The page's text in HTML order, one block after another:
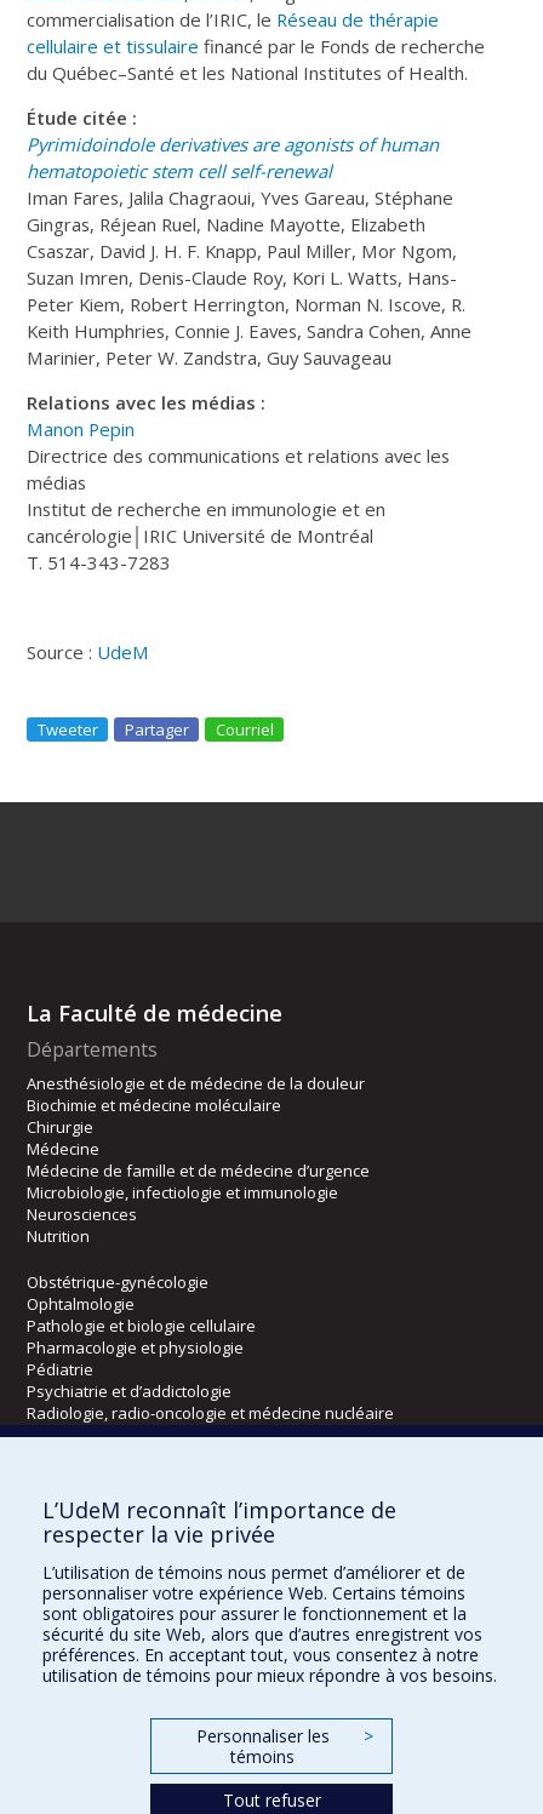
commercialisation de l’IRIC, le Réseau de thérapie
cellulaire et tissulaire financé par le Fonds de recherche
du Québec–Santé et les National Institutes of Health.
Étude citée :
Pyrimidoindole derivatives are agonists of human
hematopoietic stem cell self-renewal
Iman Fares, Jalila Chagraoui, Yves Gareau, Stéphane
Gingras, Réjean Ruel, Nadine Mayotte, Elizabeth
Csaszar, David J. H. F. Knapp, Paul Miller, Mor Ngom,
Suzan Imren, Denis-Claude Roy, Kori L. Watts, Hans-
Peter Kiem, Robert Herrington, Norman N. Iscove, R.
Keith Humphries, Connie J. Eaves, Sandra Cohen, Anne
Marinier, Peter W. Zandstra, Guy Sauvageau
Relations avec les médias :
Manon Pepin
Directrice des communications et relations avec les
médias
Institut de recherche en immunologie et en
cancérologie│IRIC Université de Montréal
T. 514-343-7283
Source : UdeM
Tweeter Partager Courriel
La Faculté de médecine
Départements
Anesthésiologie et de médecine de la douleur
Biochimie et médecine moléculaire
Chirurgie
Médecine
Médecine de famille et de médecine d’urgence
Microbiologie, infectiologie et immunologie
Neurosciences
Nutrition
Obstétrique-gynécologie
Ophtalmologie
Pathologie et biologie cellulaire
Pharmacologie et physiologie
Pédiatrie
Psychiatrie et d’addictologie
Radiologie, radio-oncologie et médecine nucléaire
Kinésiologie et des sciences de l’activité physique
Orthophonie et audiologie
Réadaptation
Directions
DPC
CPASS
L’UdeM reconnaît l’importance de
respecter la vie privée
L’utilisation de témoins nous permet d’améliorer et de
personnaliser votre expérience Web. Certains témoins
sont obligatoires pour assurer le fonctionnement et la
sécurité du site Web, alors que d’autres enregistrent vos
préférences. En acceptant tout, vous consentez à notre
utilisation de témoins pour mieux répondre à vos besoins.
Personnaliser les
témoins
>
Tout refuser